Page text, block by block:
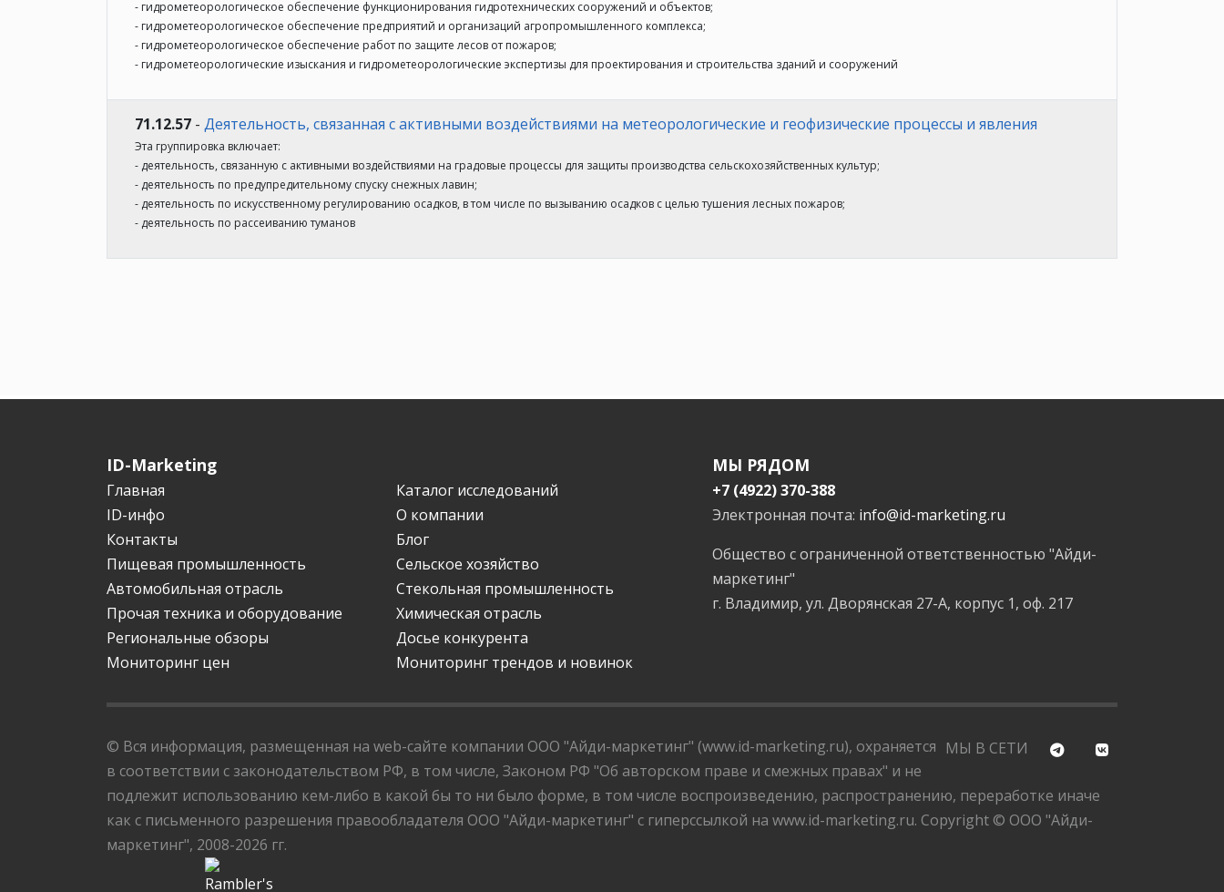
- гидрометеорологическое обеспечение функционирования гидротехнических сооружений и объектов;
- гидрометеорологическое обеспечение предприятий и организаций агропромышленного комплекса;
- гидрометеорологическое обеспечение работ по защите лесов от пожаров;
- гидрометеорологические изыскания и гидрометеорологические экспертизы для проектирования и строительства зданий и сооружений
71.12.57 - Деятельность, связанная с активными воздействиями на метеорологические и геофизические процессы и явления
Эта группировка включает:
- деятельность, связанную с активными воздействиями на градовые процессы для защиты производства сельскохозяйственных культур;
- деятельность по предупредительному спуску снежных лавин;
- деятельность по искусственному регулированию осадков, в том числе по вызыванию осадков с целью тушения лесных пожаров;
- деятельность по рассеиванию туманов
ID-Marketing
Главная
Каталог исследований
ID-инфо
О компании
Контакты
Блог
Пищевая промышленность
Сельское хозяйство
Автомобильная отрасль
Стекольная промышленность
Прочая техника и оборудование
Химическая отрасль
Региональные обзоры
Досье конкурента
Мониторинг цен
Мониторинг трендов и новинок
МЫ РЯДОМ
+7 (4922) 370-388
Электронная почта: info@id-marketing.ru
Общество с ограниченной ответственностью "Айди-
маркетинг"
г. Владимир, ул. Дворянская 27-А, корпус 1, оф. 217
МЫ В СЕТИ
© Вся информация, размещенная на web-сайте компании ООО "Айди-маркетинг" (www.id-marketing.ru), охраняется
в соответствии с законодательством РФ, в том числе, Законом РФ "Об авторском праве и смежных правах" и не
подлежит использованию кем-либо в какой бы то ни было форме, в том числе воспроизведению, распространению, переработке иначе
как с письменного разрешения правообладателя ООО "Айди-маркетинг" с гиперссылкой на www.id-marketing.ru. Copyright © ООО "Айди-
маркетинг", 2008-2026 гг.